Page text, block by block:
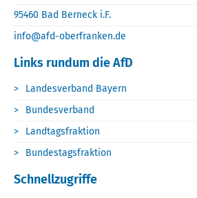
95460 Bad Berneck i.F.
info@afd-oberfranken.de
Links rundum die AfD
Landesverband Bayern
Bundesverband
Landtagsfraktion
Bundestagsfraktion
Schnellzugriffe